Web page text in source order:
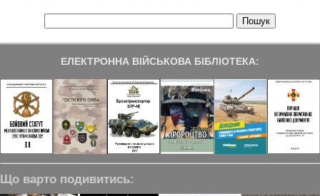
ЕЛЕКТРОННА ВІЙСЬКОВА БІБЛІОТЕКА:
Що варто подивитись: